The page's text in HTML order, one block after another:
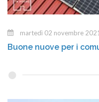
martedì 02 novembre 2021
Buone nuove per i